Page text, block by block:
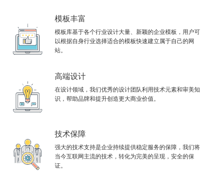
模板丰富
模板库基于各个行业设计大量、新颖的企业模板，用户可
以根据自身行业选择适合的模板快速建立属于自己的网
站。
高端设计
在设计领域，我们优秀的设计团队利用技术元素和审美知
识，帮助品牌和提升创造更大商业价值。
技术保障
强大的技术支持是企业持续提供稳定服务的保障，我们将
当今互联网主流的技术，转化为完美的呈现，安全的保
证。